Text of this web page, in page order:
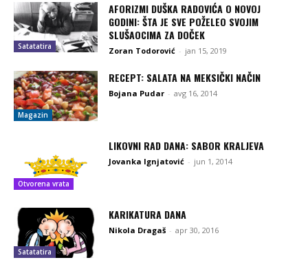
Satatatira
AFORIZMI DUŠKA RADOVIĆA O NOVOJ
GODINI: ŠTA JE SVE POŽELEO SVOJIM
SLUŠAOCIMA ZA DOČEK
Zoran Todorović - jan 15, 2019
Magazin
RECEPT: SALATA NA MEKSIČKI NAČIN
Bojana Pudar - avg 16, 2014
Otvorena vrata
LIKOVNI RAD DANA: SABOR KRALJEVA
Jovanka Ignjatović - jun 1, 2014
Satatatira
KARIKATURA DANA
Nikola Dragaš - apr 30, 2016